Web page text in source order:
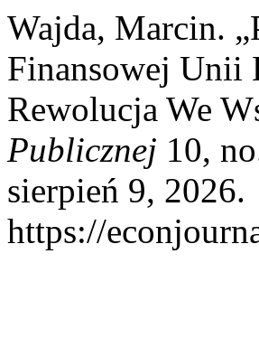
Wajda, Marcin.
Finansowej Unii
Rewolucja We
Publicznej 10,
sierpień 9, 2026.
https://